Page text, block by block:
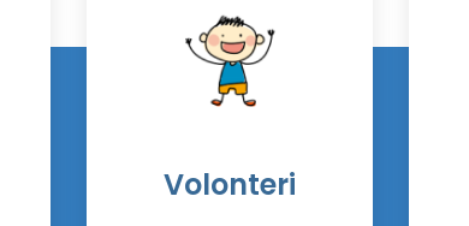
Volonteri